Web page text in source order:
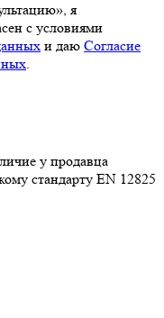
я
с условиями
и даю Согласие
.
у продавца
стандарту EN 12825